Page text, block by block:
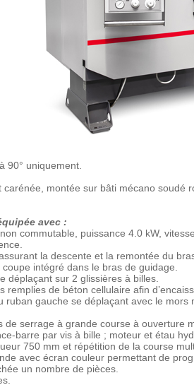
90° uniquement.
carénée, montée sur bâti mécano soudé
avec :
commutable, puissance 4.0 kW,
la descente et la remontée du
intégré dans le bras de guidage.
déplaçant sur 2 glissières à billes.
remplies de béton cellulaire afin
ruban gauche se déplaçant avec le
de serrage à grande course à ouverture
barre par vis à bille ; moteur et étau
750 mm et répétition de la course
avec écran couleur permettant de
un nombre de pièces.